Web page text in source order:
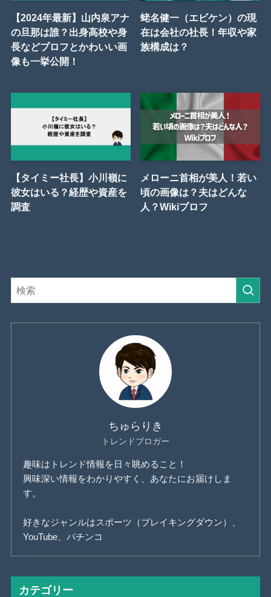
【2024年最新】山内泉アナ
の旦那は誰？出身高校や身
長などプロフとかわいい画
像も一挙公開！
蛯名健一（エビケン）の現
在は会社の社長！年収や家
族構成は？
【タイミー社長】小川嶺に
彼女はいる？経歴や資産を
調査
メローニ首相が美人！若い
頃の画像は？夫はどんな
人？Wikiプロフ
ちゅらりき
トレンドブロガー
趣味はトレンド情報を日々眺めること！
興味深い情報をわかりやすく、あなたにお届けしま
す。
好きなジャンルはスポーツ（ブレイキングダウン）、
YouTube、パチンコ
カテゴリー